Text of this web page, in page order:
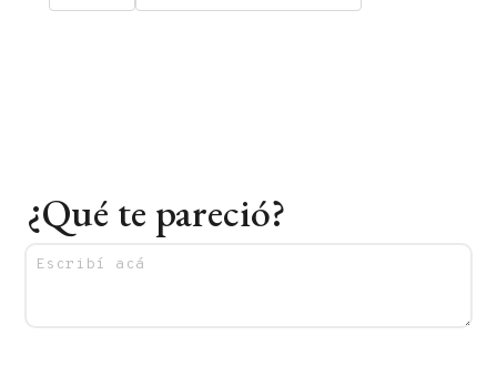
¿Qué te pareció?